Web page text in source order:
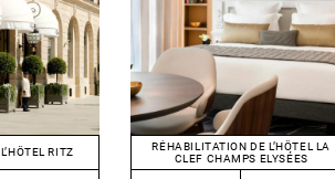
RITZ
RÉHABILITATION DE L’HÔTEL LA
CLEF CHAMPS ELYSÉES